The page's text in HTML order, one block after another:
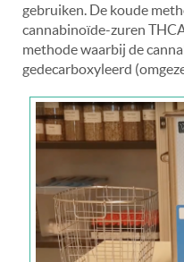
gebruiken. De koude
cannabinoïde-zuren
methode waarbij de
gedecarboxyleerd